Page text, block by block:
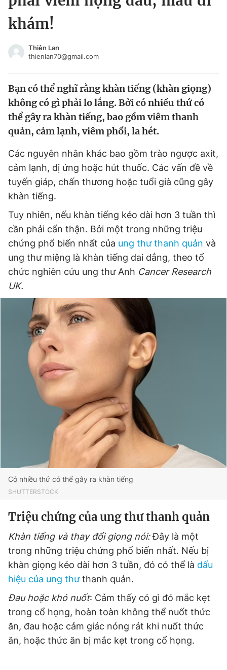
Chuyên mục khác
Video Magazine
Sản phẩm khác
Tiện ích Bạn cần biết
Thông tin tòa soạn Liên hệ quảng cáo
Đọc Thanh Niên trên điện thoại
Theo dõi báo trên
Hotline
0906 645 777
Liên hệ quảng cáo
0908 780 404
Đặt báo Quảng cáo RSS Tòa soạn
Tổng biên tập: Nguyễn Ngọc Toàn
Phó tổng biên tập thường trực: Hải Thành
Phó tổng biên tập: Lâm Hiếu Dũng
Phó tổng biên tập: Trần Việt Hưng
Tổng thư ký tòa soạn: Đức Trung
Giấy phép xuất bản số 110/GP - BTTTT cấp ngày 24.3.2020
chép dưới mọi hình thức nếu không có sự chấp thuận bằng văn
bản. Phát triển bởi ePi Technologies, JSC.
Tin đã xem
Đăng xuất
khám!
Thiên Lan
thienlan70@gmail.com
Bạn có thể nghĩ rằng khàn tiếng (khàn giọng)
không có gì phải lo lắng. Bởi có nhiều thứ có
thể gây ra khàn tiếng, bao gồm viêm thanh
quản, cảm lạnh, viêm phổi, la hét.
Các nguyên nhân khác bao gồm trào ngược axit,
cảm lạnh, dị ứng hoặc hút thuốc. Các vấn đề về
tuyến giáp, chấn thương hoặc tuổi già cũng gây
khàn tiếng.
Tuy nhiên, nếu khàn tiếng kéo dài hơn 3 tuần thì
cần phải cẩn thận. Bởi một trong những triệu
chứng phổ biến nhất của ung thư thanh quản và
ung thư miệng là khàn tiếng dai dẳng, theo tổ
chức nghiên cứu ung thư Anh Cancer Research
UK.
Có nhiều thứ có thể gây ra khàn tiếng
SHUTTERSTOCK
Triệu chứng của ung thư thanh quản
Khàn tiếng và thay đổi giọng nói:Đây là một
trong những triệu chứng phổ biến nhất. Nếu bị
khàn giọng kéo dài hơn 3 tuần, đó có thể là dấu
hiệu của ung thưthanh quản.
Đau hoặc khó nuốt: Cảm thấy có gì đó mắc kẹt
trong cổ họng, hoàn toàn không thể nuốt thức
ăn, đau hoặc cảm giác nóng rát khi nuốt thức
ăn, hoặc thức ăn bị mắc kẹt trong cổ họng.